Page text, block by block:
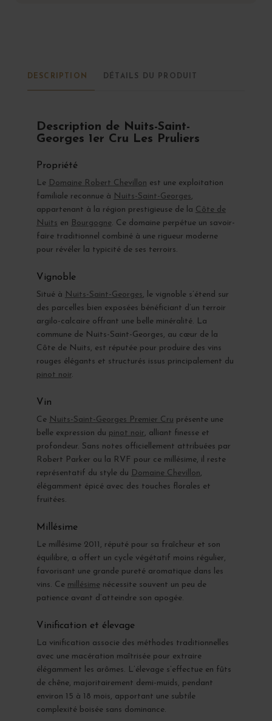
DESCRIPTION DÉTAILS DU PRODUIT
Description de Nuits-Saint-
Georges 1er Cru Les Pruliers
Propriété
Le Domaine Robert Chevillon est une exploitation
familiale reconnue à Nuits-Saint-Georges,
appartenant à la région prestigieuse de la Côte de
Nuits en Bourgogne. Ce domaine perpétue un savoir-
faire traditionnel combiné à une rigueur moderne
pour révéler la typicité de ses terroirs.
Vignoble
Situé à Nuits-Saint-Georges, le vignoble s’étend sur
des parcelles bien exposées bénéficiant d’un terroir
argilo-calcaire offrant une belle minéralité. La
commune de Nuits-Saint-Georges, au cœur de la
Côte de Nuits, est réputée pour produire des vins
rouges élégants et structurés issus principalement du
pinot noir.
Vin
Ce Nuits-Saint-Georges Premier Cru présente une
belle expression du pinot noir, alliant finesse et
profondeur. Sans notes officiellement attribuées par
Robert Parker ou la RVF pour ce millésime, il reste
représentatif du style du Domaine Chevillon,
élégamment épicé avec des touches florales et
fruitées.
Millésime
Le millésime 2011, réputé pour sa fraîcheur et son
équilibre, a offert un cycle végétatif moins régulier,
favorisant une grande pureté aromatique dans les
vins. Ce millésime nécessite souvent un peu de
patience avant d’atteindre son apogée.
Vinification et élevage
La vinification associe des méthodes traditionnelles
avec une macération maîtrisée pour extraire
élégamment les arômes. L’élevage s’effectue en fûts
de chêne, majoritairement demi-muids, pendant
environ 15 à 18 mois, apportant une subtile
complexité boisée sans dominance.